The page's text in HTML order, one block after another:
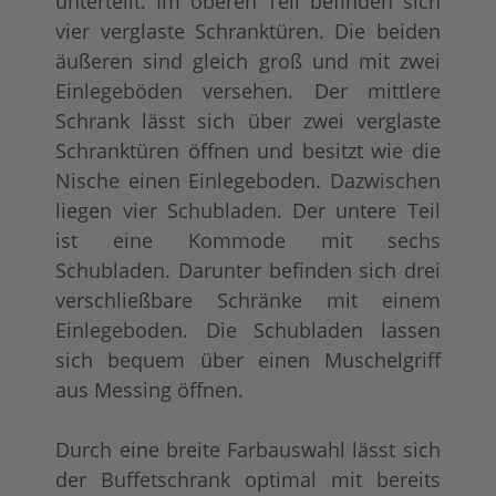
shabby chic / antik look
+ 410,00 € tief gebürstet
+ 673,00 €
vier verglaste Schranktüren. Die beiden
äußeren sind gleich groß und mit zwei
Einlegeböden versehen. Der mittlere
Schrank lässt sich über zwei verglaste
Schranktüren öffnen und besitzt wie die
Nische einen Einlegeboden. Dazwischen
liegen vier Schubladen. Der untere Teil
ist eine Kommode mit sechs
Schubladen. Darunter befinden sich drei
verschließbare Schränke mit einem
Einlegeboden. Die Schubladen lassen
sich bequem über einen Muschelgriff
aus Messing öffnen.
Durch eine breite Farbauswahl lässt sich
der Buffetschrank optimal mit bereits